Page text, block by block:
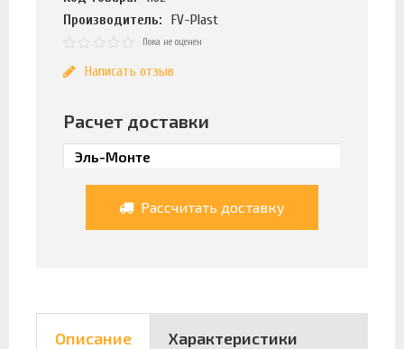
Производитель:
FV-Plast
Пока не оценен
Написать отзыв
Расчет доставки
Рассчитать доставку
Описание Характеристики